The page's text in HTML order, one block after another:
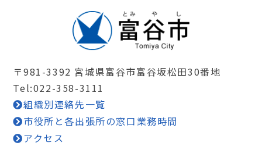
〒981-3392 宮城県富谷市富谷坂松田30番地
Tel:022-358-3111
組織別連絡先一覧
市役所と各出張所の窓口業務時間
アクセス